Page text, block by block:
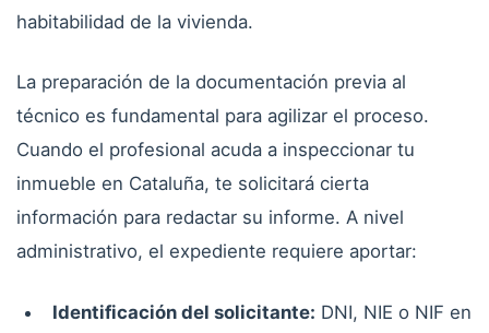
habitabilidad de la vivienda.
La preparación de la documentación previa al
técnico es fundamental para agilizar el proceso.
Cuando el profesional acuda a inspeccionar tu
inmueble en Cataluña, te solicitará cierta
información para redactar su informe. A nivel
administrativo, el expediente requiere aportar:
Identificación del solicitante: DNI, NIE o NIF en